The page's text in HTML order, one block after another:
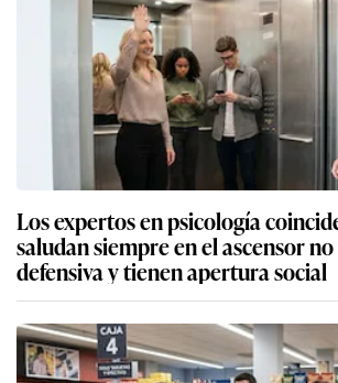
Los expertos en psicología
saludan siempre en el ascensor
defensiva y tienen apertura social